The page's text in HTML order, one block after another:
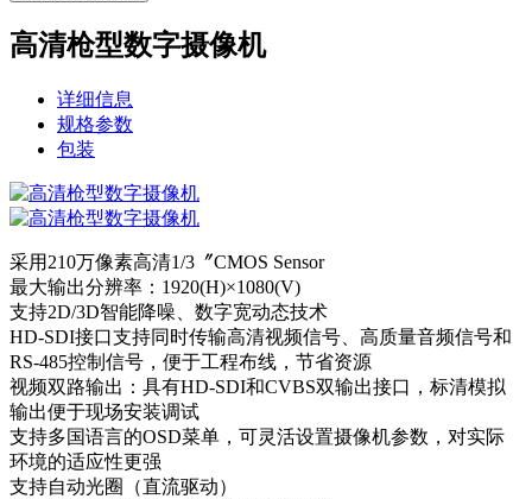
高清枪型数字摄像机
详细信息
规格参数
包装
采用210万像素高清1/3〞CMOS Sensor
最大输出分辨率：1920(H)×1080(V)
支持2D/3D智能降噪、数字宽动态技术
HD-SDI接口支持同时传输高清视频信号、高质量音频信号和
RS-485控制信号，便于工程布线，节省资源
视频双路输出：具有HD-SDI和CVBS双输出接口，标清模拟
输出便于现场安装调试
支持多国语言的OSD菜单，可灵活设置摄像机参数，对实际
环境的适应性更强
支持自动光圈（直流驱动）